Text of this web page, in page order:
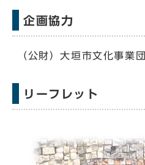
企画協力
（公財）大垣市文化事業団
リーフレット